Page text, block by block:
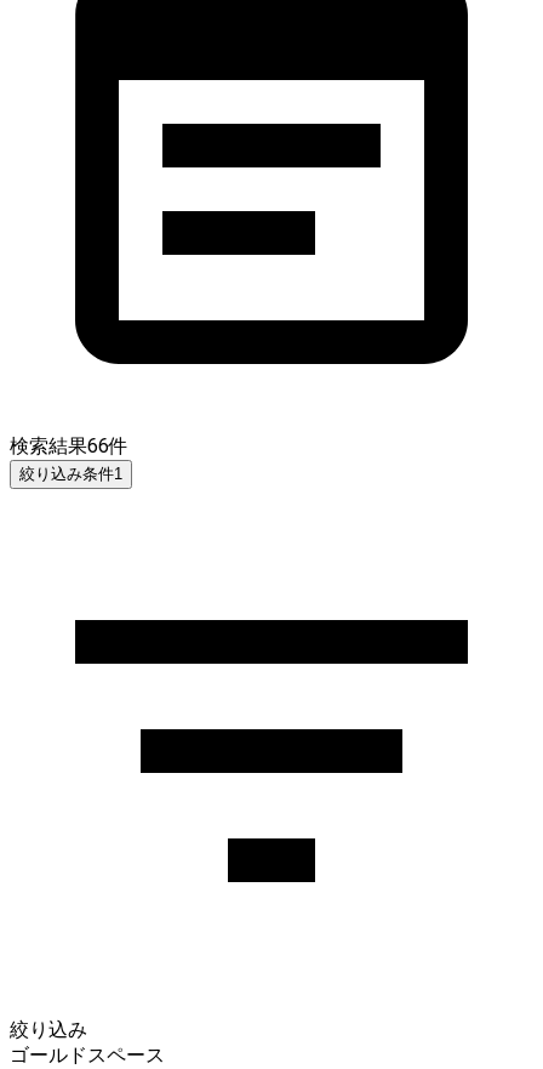
検索結果66件
絞り込み条件1
絞り込み
ゴールドスペース